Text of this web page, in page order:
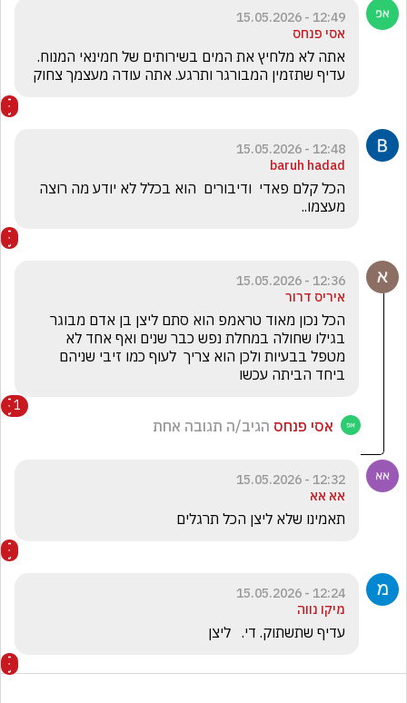
12:49 - 15.05.2026
אסי פנחס
עדיף שתזמין המבורגר ותרגע. אתה עודה מעצמך צחוק
12:48 - 15.05.2026
baruh hadad
מעצמו..
12:36 - 15.05.2026
איריס דרור
ביחד הביתה עכשו
1
אסי פנחס הגיב/ה תגובה אחת
12:32 - 15.05.2026
אא אא
תאמינו שלא ליצן הכל תרגלים
12:24 - 15.05.2026
מיקו נווה
עדיף שתשתוק. די.   ליצן